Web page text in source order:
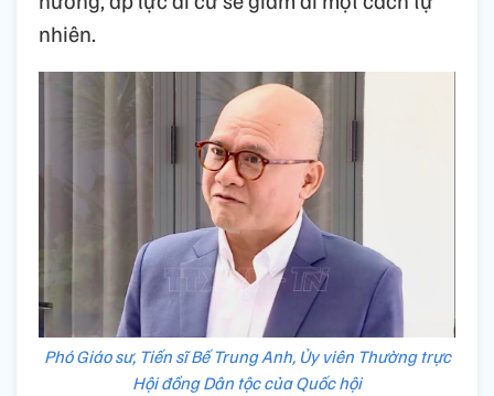
nhiên.
Phó Giáo sư, Tiến sĩ Bế Trung Anh, Ủy viên Thường trực
Hội đồng Dân tộc của Quốc hội